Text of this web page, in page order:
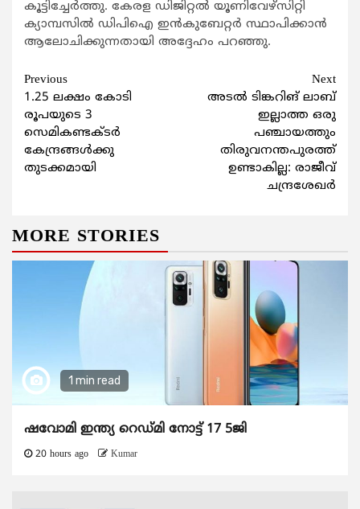
കൂട്ടിച്ചേര്‍ത്തു. കേരള ഡിജിറ്റല്‍ യൂണിവേഴ്സിറ്റി
ക്യാമ്പസില്‍ ഡിപിഐ ഇന്‍കുബേറ്റര്‍ സ്ഥാപിക്കാന്‍
ആലോചിക്കുന്നതായി അദ്ദേഹം പറഞ്ഞു.
Continue
Reading
Previous
1.25 ലക്ഷം കോടി
രൂപയുടെ 3
സെമികണ്ടക്ടര്‍
കേന്ദ്രങ്ങള്‍ക്കു
തുടക്കമായി
Next
അടല്‍ ടിങ്കറിങ് ലാബ്
ഇല്ലാത്ത ഒരു
പഞ്ചായത്തും
തിരുവനന്തപുരത്ത്
ഉണ്ടാകില്ല: രാജീവ്
ചന്ദ്രശേഖര്‍
MORE STORIES
1 min read
ഷവോമി ഇന്ത്യ റെഡ്മി നോട്ട് 17 5ജി
20 hours ago Kumar